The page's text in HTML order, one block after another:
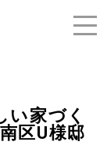
い家づく
区U様邸